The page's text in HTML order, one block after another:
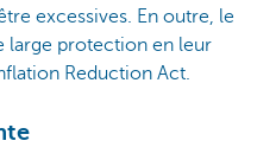
excessives. En outre, le
large protection en leur
Reduction Act.